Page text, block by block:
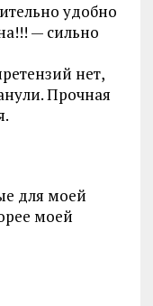
удобно
— сильно
нет,
Прочная
для моей
моей